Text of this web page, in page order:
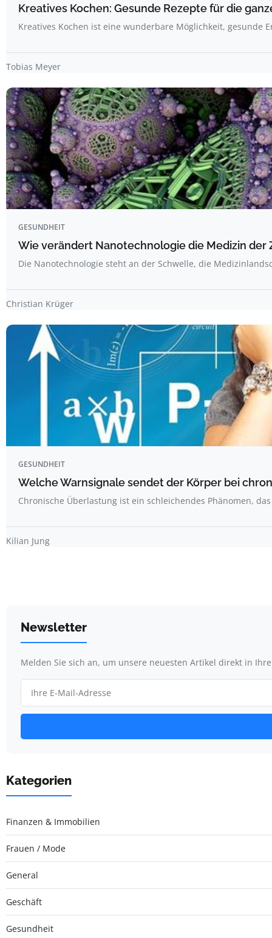
Kreatives Kochen: Gesunde Rezepte für die
Kreatives Kochen ist eine wunderbare Möglichkeit, gesunde
Tobias Meyer
GESUNDHEIT
Wie verändert Nanotechnologie die Medizin der
Die Nanotechnologie steht an der Schwelle, die
Christian Krüger
GESUNDHEIT
Welche Warnsignale sendet der Körper bei
Chronische Überlastung ist ein schleichendes Phänomen,
Kilian Jung
Newsletter
Melden Sie sich an, um unsere neuesten Artikel direkt in
Kategorien
Finanzen & Immobilien
Frauen / Mode
General
Geschäft
Gesundheit